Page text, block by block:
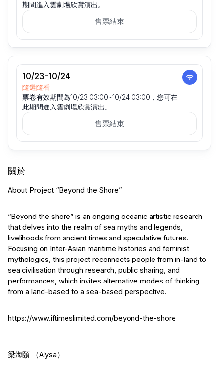
期間進入雲劇場欣賞演出。
售票結束
10/23-10/24
隨選隨看
票卷有效期間為10/23 03:00~10/24 03:00，您可在
此期間進入雲劇場欣賞演出。
售票結束
關於
About Project “Beyond the Shore”
“Beyond the shore” is an ongoing oceanic artistic research
that delves into the realm of sea myths and legends,
livelihoods from ancient times and speculative futures.
Focusing on Inter-Asian maritime histories and feminist
mythologies, this project reconnects people from in-land to
sea civilisation through research, public sharing, and
performances, which invites alternative modes of thinking
from a land-based to a sea-based perspective.
https://www.iftimeslimited.com/beyond-the-shore
梁海頤 （Alysa）